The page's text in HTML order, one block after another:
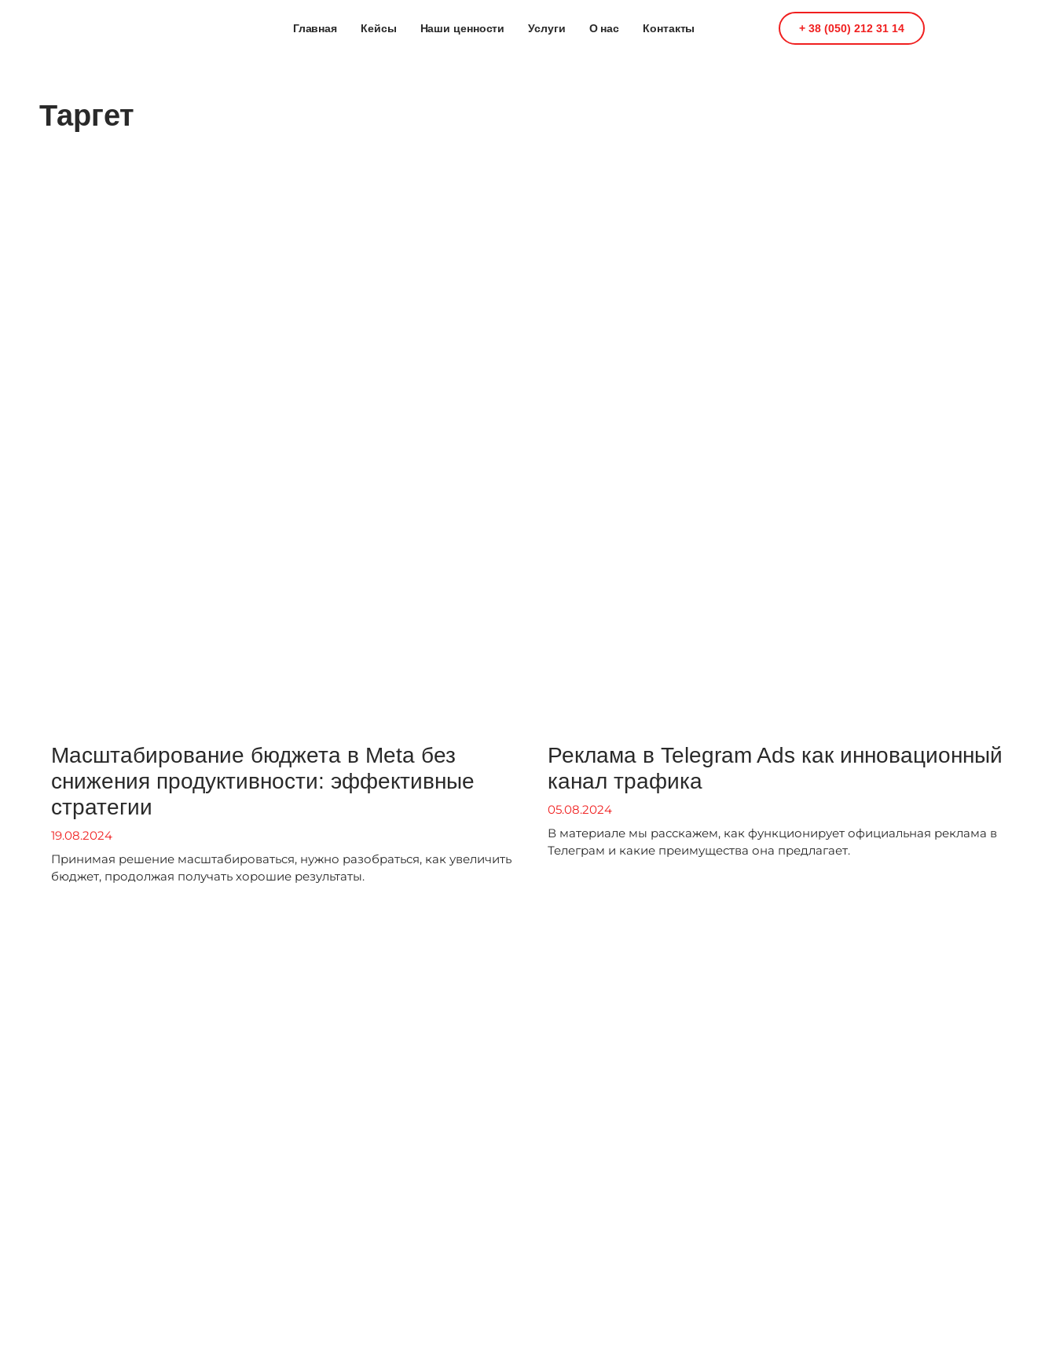
Главная Кейсы Наши ценности Услуги О нас Контакты + 38 (050) 212 31 14
Таргет
Масштабирование бюджета в Meta без
снижения продуктивности: эффективные
стратегии
19.08.2024
Принимая решение масштабироваться, нужно разобраться, как увеличить
бюджет, продолжая получать хорошие результаты.
Реклама в Telegram Ads как инновационный
канал трафика
05.08.2024
В материале мы расскажем, как функционирует официальная реклама в
Телеграм и какие преимущества она предлагает.